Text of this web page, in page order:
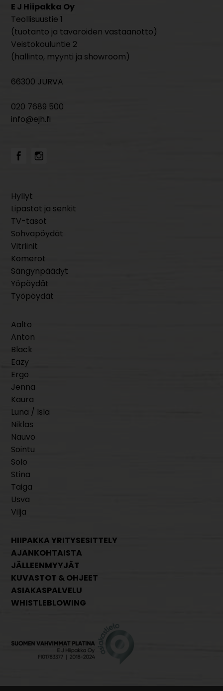
E J Hiipakka Oy
Teollisuustie 1
(tuotanto ja tavaroiden vastaanotto)
Veistokouluntie 2
(hallinto, myynti ja showroom)
66300 JURVA
020 7689 500
info@ejh.fi
Hyllyt
Lipastot ja senkit
TV-tasot
Sohvapöydät
Vitriinit
Komerot
Sängynpäädyt
Yöpöydät
Työpöydät
Aalto
Anton
Black
Eazy
Ergo
Jenna
Kaura
Luna / Isla
Niklas
Nauvo
Sointu
Solo
Stina
Taiga
Usva
Vilja
HIIPAKKA YRITYSESITTELY
AJANKOHTAISTA
JÄLLEENMYYJÄT
KUVASTOT & OHJEET
ASIAKASPALVELU
WHISTLEBLOWING